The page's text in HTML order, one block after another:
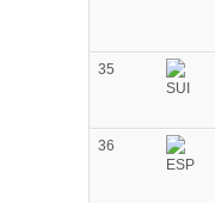
35
36